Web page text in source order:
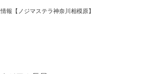
報【ノジマステラ神奈川相模原】